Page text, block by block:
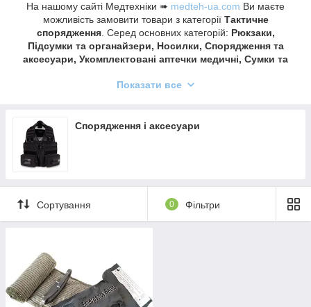
На нашому сайті Медтехніки ➠ medteh-ua.com Ви маєте
можливість замовити товари з категорії Тактичне
спорядження. Серед основних категорій: Рюкзаки,
Підсумки та органайзери, Носилки, Спорядження та
аксесуари, Укомплектовані аптечки медичні, Сумки та
Швидка доставка ✔ Доступні ціни ✔ Широкий
Понад 7 років на ринку ✔ Оплата при отриманні ✔
Показати все
Спорядження і аксесуари
Сортування 0 Фільтри